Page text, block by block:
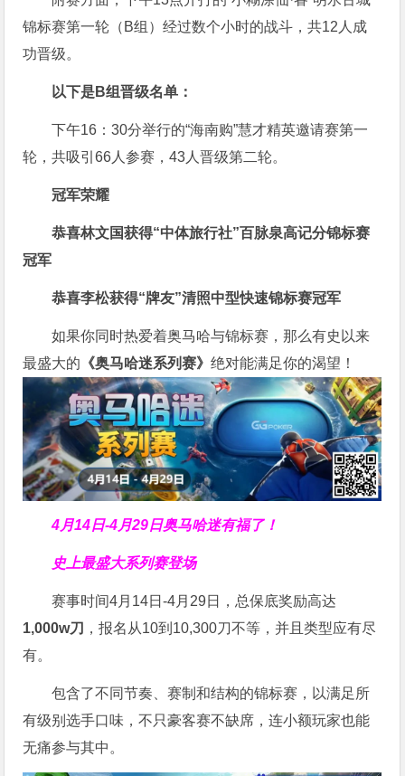
锦标赛第一轮（B组）经过数个小时的战斗，共12人成
功晋级。
以下是B组晋级名单：
下午16：30分举行的“海南购”慧才精英邀请赛第一
轮，共吸引66人参赛，43人晋级第二轮。
冠军荣耀
恭喜林文国获得“中体旅行社”百脉泉高记分锦标赛
冠军
恭喜李松获得“牌友”清照中型快速锦标赛冠军
如果你同时热爱着奥马哈与锦标赛，那么有史以来
最盛大的 《奥马哈迷系列赛》绝对能满足你的渴望！
4月14日-4月29日奥马哈迷有福了！
史上最盛大系列赛登场
赛事时间4月14日-4月29日，总保底奖励高达
1,000w刀 ，报名从10到10,300刀不等，并且类型应有尽
有。
包含了不同节奏、赛制和结构的锦标赛，以满足所
有级别选手口味，不只豪客赛不缺席，连小额玩家也能
无痛参与其中。